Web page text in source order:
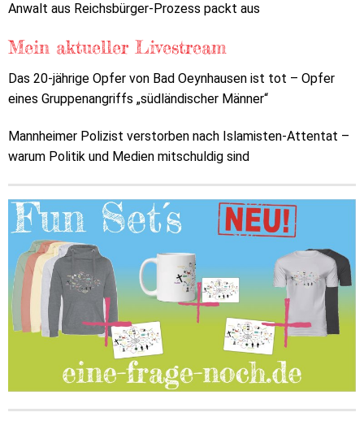
Anwalt aus Reichsbürger-Prozess packt aus
Mein aktueller Livestream
Das 20-jährige Opfer von Bad Oeynhausen ist tot – Opfer
eines Gruppenangriffs „südländischer Männer“
Mannheimer Polizist verstorben nach Islamisten-Attentat –
warum Politik und Medien mitschuldig sind